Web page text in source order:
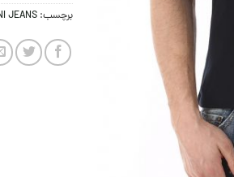
برچسب: JEANS